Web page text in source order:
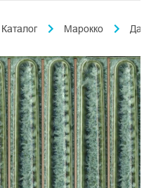
Каталог Марокко